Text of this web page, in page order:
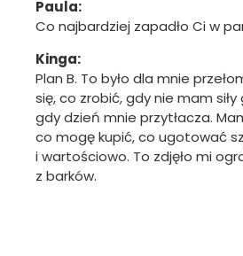
Paula:
Co najbardziej zapadło Ci w
Kinga:
Plan B. To było dla mnie
się, co zrobić, gdy nie mam
gdy dzień mnie przytłacza.
co mogę kupić, co ugotować
i wartościowo. To zdjęło mi
z barków.